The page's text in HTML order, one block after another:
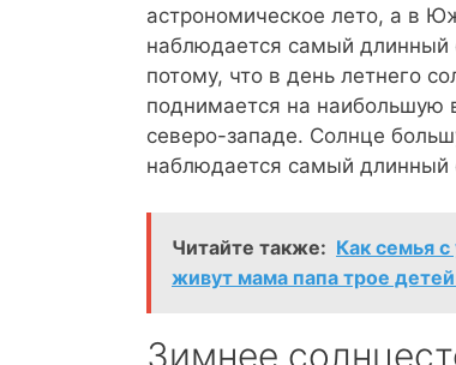
астрономическое лето, а в
наблюдается самый длинный
потому, что в день летнего
поднимается на наибольшую
северо-западе. Солнце
наблюдается самый длинный
Читайте также: Как семья
живут мама папа трое
Зимнее